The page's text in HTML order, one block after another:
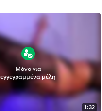
1:32
Μόνο για
εγγεγραμμένα μέλη